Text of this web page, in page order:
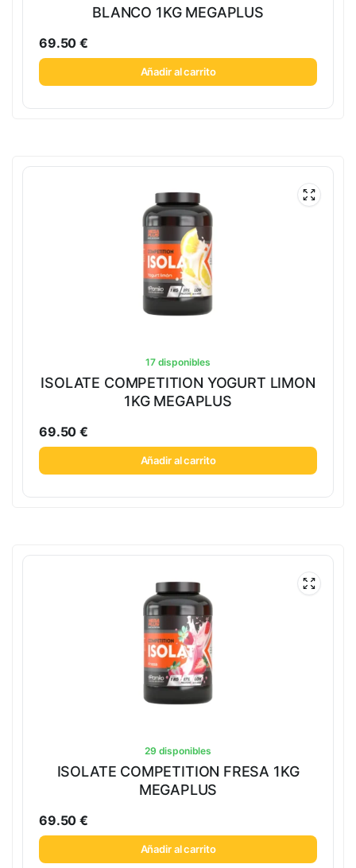
BLANCO 1KG MEGAPLUS
69.50€
Añadir al carrito
17 disponibles
ISOLATE COMPETITION YOGURT LIMON
1KG MEGAPLUS
69.50€
Añadir al carrito
29 disponibles
ISOLATE COMPETITION FRESA 1KG
MEGAPLUS
69.50€
Añadir al carrito